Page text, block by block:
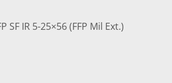
SF IR 5-25×56 (FFP Mil Ext.)